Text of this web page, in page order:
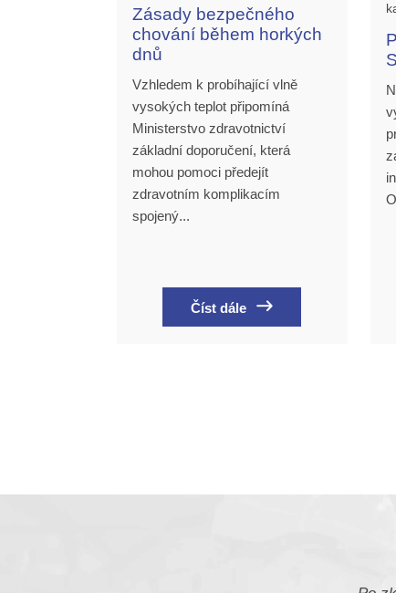
Zásady bezpečného
chování během horkých
dnů
Vzhledem k probíhající vlně
vysokých teplot připomíná
Ministerstvo zdravotnictví
základní doporučení, která
mohou pomoci předejít
zdravotním komplikacím
spojený...
Číst dále